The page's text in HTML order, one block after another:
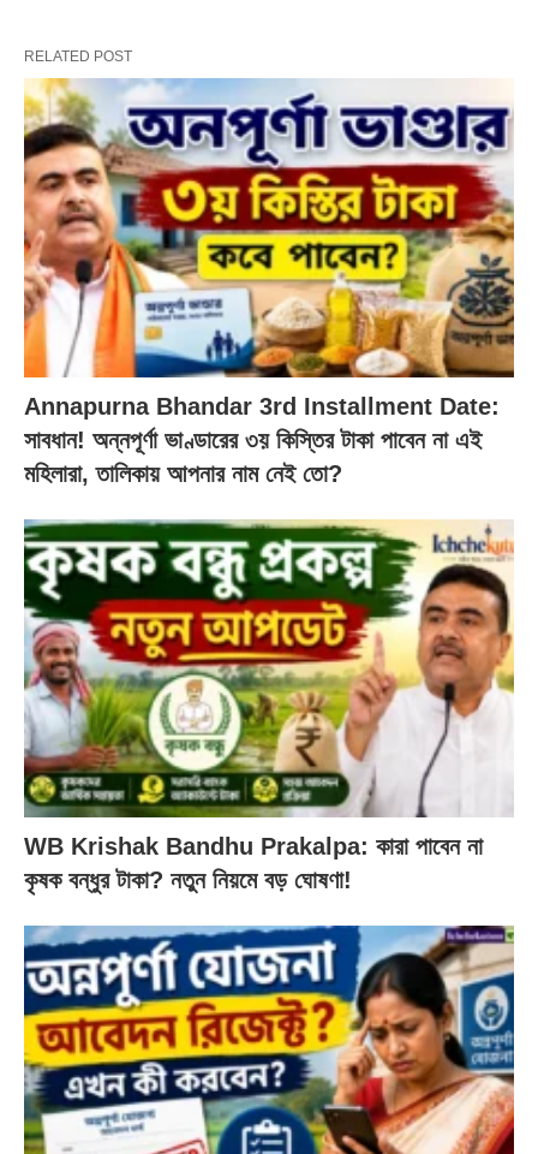
RELATED POST
Annapurna Bhandar 3rd Installment Date:
সাবধান! অন্নপূর্ণা ভাণ্ডারের ৩য় কিস্তির টাকা পাবেন না এই
মহিলারা, তালিকায় আপনার নাম নেই তো?
WB Krishak Bandhu Prakalpa: কারা পাবেন না
কৃষক বন্ধুর টাকা? নতুন নিয়মে বড় ঘোষণা!